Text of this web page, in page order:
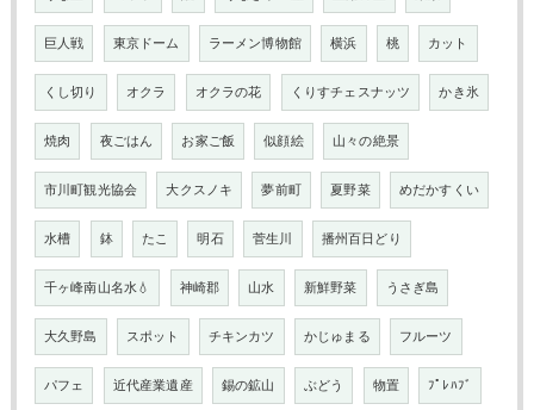
巨人戦 東京ドーム ラーメン博物館 横浜 桃 カット
くし切り オクラ オクラの花 くりすチェスナッツ かき氷
焼肉 夜ごはん お家ご飯 似顔絵 山々の絶景
市川町観光協会 大クスノキ 夢前町 夏野菜 めだかすくい
水槽 鉢 たこ 明石 菅生川 播州百日どり
千ヶ峰南山名水💧 神崎郡 山水 新鮮野菜 うさぎ島
大久野島 スポット チキンカツ かじゅまる フルーツ
パフェ 近代産業遺産 錫の鉱山 ぶどう 物置 ﾌﾟﾚﾊﾌﾞ